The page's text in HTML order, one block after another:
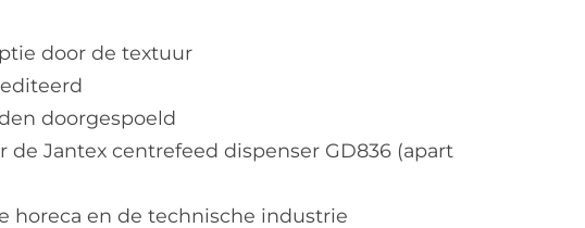
door de textuur
doorgespoeld
de Jantex centrefeed dispenser GD836 (apart
horeca en de technische industrie